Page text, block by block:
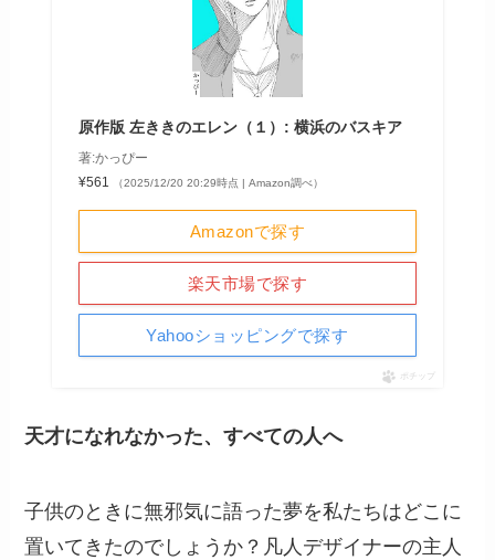
原作版 左ききのエレン（１）: 横浜のバスキア
著:かっぴー
¥561
（2025/12/20 20:29時点 | Amazon調べ）
Amazonで探す
楽天市場で探す
Yahooショッピングで探す
ポチップ
天才になれなかった、すべての人へ
子供のときに無邪気に語った夢を私たちはどこに
置いてきたのでしょうか？凡人デザイナーの主人